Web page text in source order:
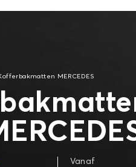
MERCEDES
Vanaf